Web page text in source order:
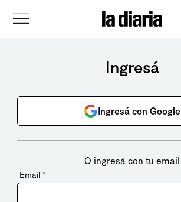
Ingresá
Ingresá con Google
O ingresá con tu email
Email *